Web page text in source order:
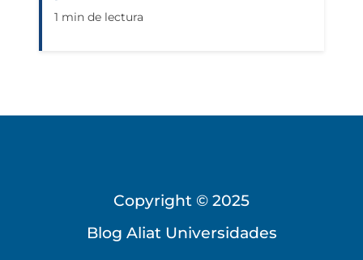
1 min de lectura
Copyright © 2025
Blog Aliat Universidades